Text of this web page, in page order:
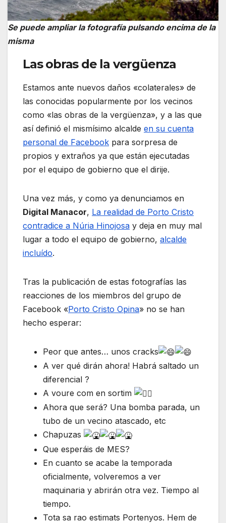
Se puede ampliar la fotografía pulsando encima de la
misma
Las obras de la vergüenza
Estamos ante nuevos daños «colaterales» de
las conocidas popularmente por los vecinos
como «las obras de la vergüenza», y a las que
así definió el mismísimo alcalde en su cuenta
personal de Facebook para sorpresa de
propios y extraños ya que están ejecutadas
por el equipo de gobierno que el dirije.
Una vez más, y como ya denunciamos en
Digital Manacor, La realidad de Porto Cristo
contradice a Núria Hinojosa y deja en muy mal
lugar a todo el equipo de gobierno, alcalde
incluído.
Tras la publicación de estas fotografías las
reacciones de los miembros del grupo de
Facebook «Porto Cristo Opina» no se han
hecho esperar:
Peor que antes… unos cracks
A ver qué dirán ahora! Habrá saltado un
diferencial ?
A voure com en sortim
Ahora que será? Una bomba parada, un
tubo de un vecino atascado, etc
Chapuzas
Que esperáis de MES?
En cuanto se acabe la temporada
oficialmente, volveremos a ver
maquinaria y abrirán otra vez. Tiempo al
tiempo.
Tota sa rao estimats Portenyos. Hem de